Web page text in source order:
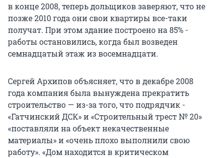
в конце 2008, теперь дольщиков заверяют, что не
позже 2010 года они свои квартиры все-таки
получат. При этом здание построено на 85% -
работы остановились, когда был возведен
семнадцатый этаж из восемнадцати.
Сергей Архипов объясняет, что в декабре 2008
года компания была вынуждена прекратить
строительство — из-за того, что подрядчик -
«Гатчинский ДСК» и «Строительный трест № 20»
«поставляли на объект некачественные
материалы» и «очень плохо выполнили свою
работу». «Дом находится в критическом